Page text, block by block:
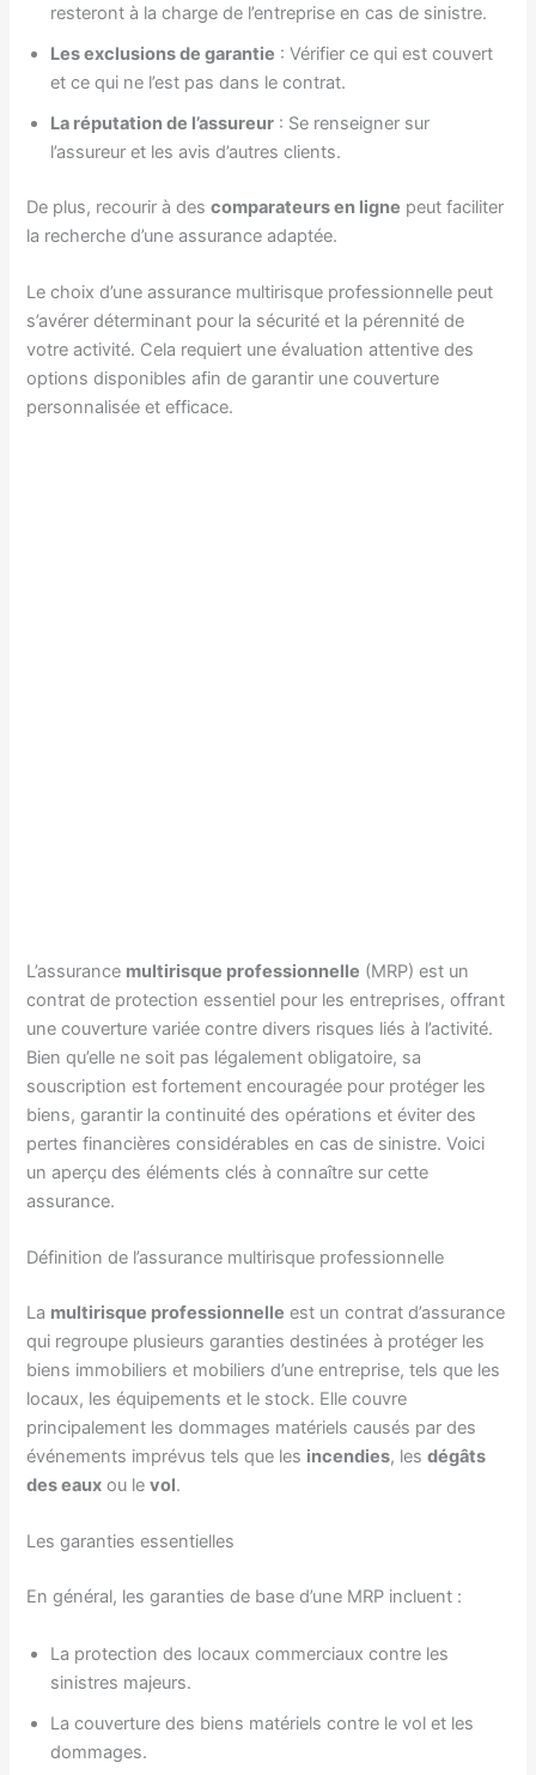
resteront à la charge de l’entreprise en cas de sinistre.
Les exclusions de garantie : Vérifier ce qui est couvert
et ce qui ne l’est pas dans le contrat.
La réputation de l’assureur : Se renseigner sur
l’assureur et les avis d’autres clients.
De plus, recourir à descomparateurs en ligne peut faciliter
la recherche d’une assurance adaptée.
Le choix d’une assurance multirisque professionnelle peut
s’avérer déterminant pour la sécurité et la pérennité de
votre activité. Cela requiert une évaluation attentive des
options disponibles afin de garantir une couverture
personnalisée et efficace.
L’assurance multirisque professionnelle (MRP) est un
contrat de protection essentiel pour les entreprises, offrant
une couverture variée contre divers risques liés à l’activité.
Bien qu’elle ne soit pas légalement obligatoire, sa
souscription est fortement encouragée pour protéger les
biens, garantir la continuité des opérations et éviter des
pertes financières considérables en cas de sinistre. Voici
un aperçu des éléments clés à connaître sur cette
assurance.
Définition de l’assurance multirisque professionnelle
La multirisque professionnelle est un contrat d’assurance
qui regroupe plusieurs garanties destinées à protéger les
biens immobiliers et mobiliers d’une entreprise, tels que les
locaux, les équipements et le stock. Elle couvre
principalement les dommages matériels causés par des
événements imprévus tels que les incendies, lesdégâts
des eaux ou levol.
Les garanties essentielles
En général, les garanties de base d’une MRP incluent :
La protection des locaux commerciaux contre les
sinistres majeurs.
La couverture des biens matériels contre le vol et les
dommages.